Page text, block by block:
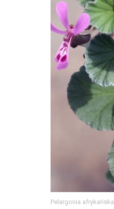
Pelargonia afrykańska